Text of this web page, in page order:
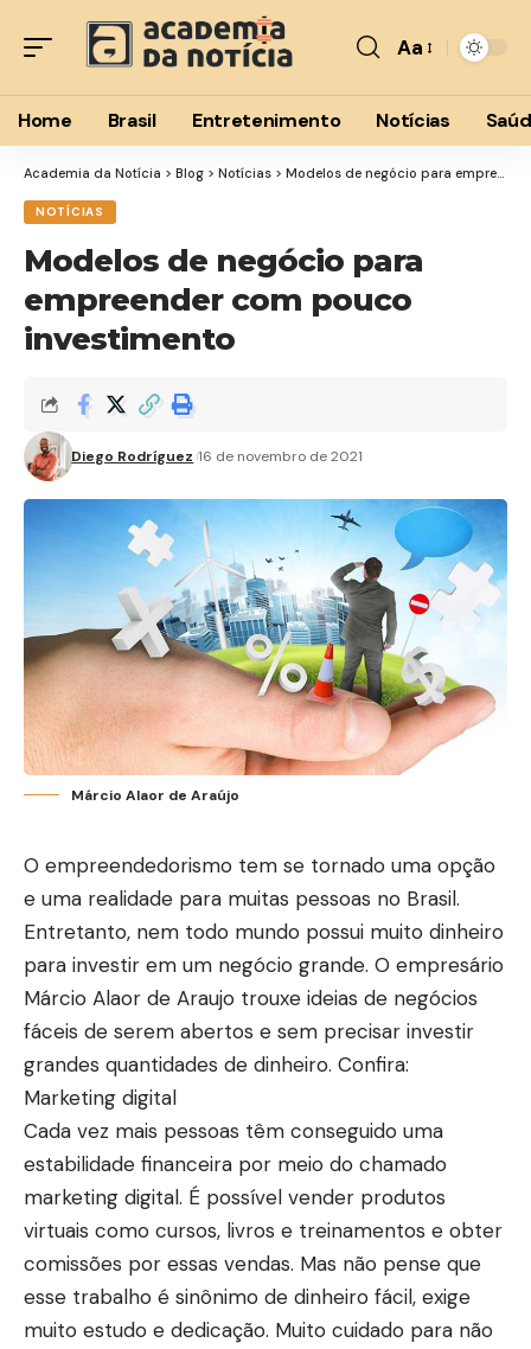
Font
Resizer
Aa
Home Brasil Entretenimento Notícias
Academia da Notícia > Blog > Notícias > Modelos de negócio para empreender com pouco investimento
NOTÍCIAS
Modelos de negócio para
empreender com pouco
investimento
Diego Rodríguez 16 de novembro de 2021
Márcio Alaor de Araújo
O empreendedorismo tem se tornado uma opção
e uma realidade para muitas pessoas no Brasil.
Entretanto, nem todo mundo possui muito dinheiro
para investir em um negócio grande. O empresário
Márcio Alaor de Araujo trouxe ideias de negócios
fáceis de serem abertos e sem precisar investir
grandes quantidades de dinheiro. Confira:
Marketing digital
Cada vez mais pessoas têm conseguido uma
estabilidade financeira por meio do chamado
marketing digital. É possível vender produtos
virtuais como cursos, livros e treinamentos e obter
comissões por essas vendas. Mas não pense que
esse trabalho é sinônimo de dinheiro fácil, exige
muito estudo e dedicação. Muito cuidado para não